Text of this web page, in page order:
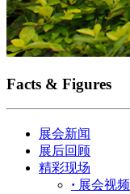
Facts & Figures
展会新闻
展后回顾
精彩现场
· 展会视频